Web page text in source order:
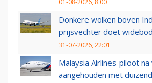
01-08-2026, 8:00
Donkere wolken boven
prijsvechter doet
31-07-2026, 22:01
Malaysia Airlines-piloot na
aangehouden met